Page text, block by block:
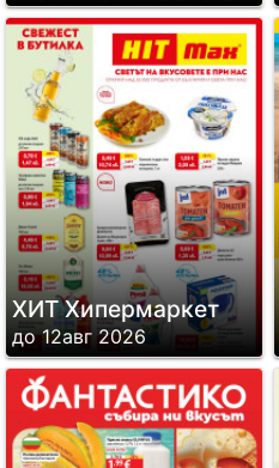
ХИТ Хипермаркет
до 12авг 2026